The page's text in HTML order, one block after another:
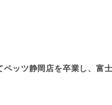
ッツ静岡店を卒業し、富